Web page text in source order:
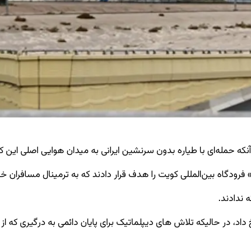
حمله‌ای با طیاره بدون سرنشین ایرانی به میدان هوایی
بین‌المللی کویت را هدف قرار دادند که به ترمینال
ندادند.
در حالیکه تلاش ‌های دیپلماتیک برای پایان دائمی به درگیری‌ که